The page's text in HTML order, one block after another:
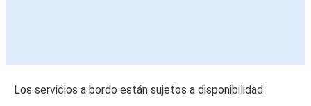
Los servicios a bordo están sujetos a disponibilidad